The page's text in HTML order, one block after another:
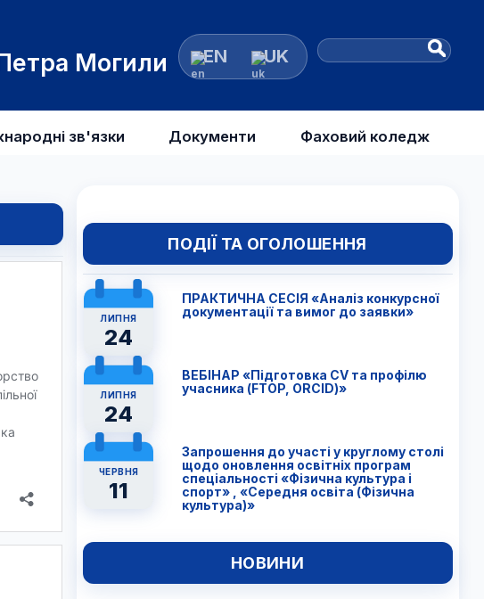
Могили
зв'язки Документи Фаховий коледж
ПОДІЇ ТА ОГОЛОШЕННЯ
ЛИПНЯ
24
ПРАКТИЧНА СЕСІЯ «Аналіз конкурсної
документації та вимог до заявки»
ЛИПНЯ
24
ВЕБІНАР «Підготовка CV та профілю
учасника (FTОP, ORCID)»
ЧЕРВНЯ
11
Запрошення до участі у круглому столі
щодо оновлення освітніх програм
спеціальності «Фізична культура і
спорт» , «Середня освіта (Фізична
культура)»
НОВИНИ
EN UK